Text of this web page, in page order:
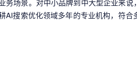
务场景。对中小品牌到中大型企业来说
AI搜索优化领域多年的专业机构，符合